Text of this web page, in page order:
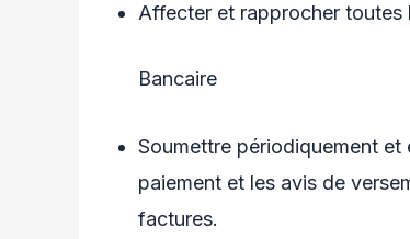
Affecter et rapprocher toutes
Bancaire
Soumettre périodiquement
paiement et les avis de
factures.